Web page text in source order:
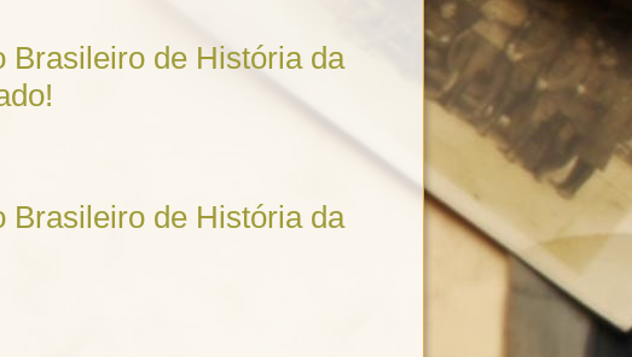
Brasileiro de História da
Brasileiro de História da